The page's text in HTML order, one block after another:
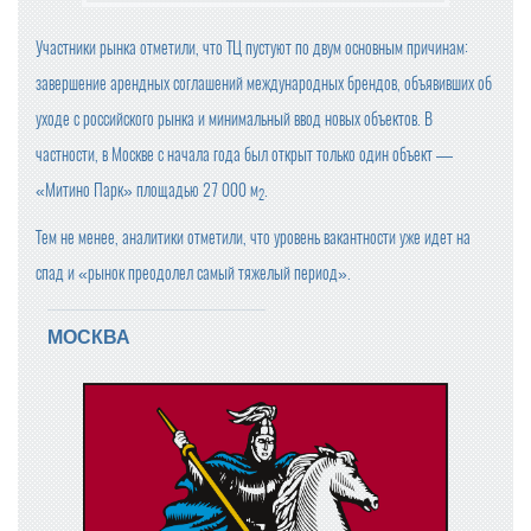
ЛИ В СЕНТЯБРЕ НА 1,2%
ЦЕНЫ НА ПРОДУКТЫ В КРУПНЕЙШИХ ТОРГОВЫХ СЕТ
ЯХ ПРОВЕРИТ ФАС
ПРОВОДИТЬ ВНЕЗАПНЫЕ ПРОВЕРКИ ОБЩЕПИТА И ПР
ОДАВЦОВ БУДЕТ РОСПОТРЕБНАДЗОР
МИНПРОМТОРГ РОССИИ УТВЕРДИЛ ИЗМЕНЕНИЯ В ПЕ
РЕЧЕНЬ ПРОДУКЦИИ ДЛЯ ПАРАЛЛЕЛЬНОГО ИМПОРТ
Участники рынка отметили, что ТЦ пустуют по двум основным причинам:
завершение арендных соглашений международных брендов, объявивших об
уходе с российского рынка и минимальный ввод новых объектов. В
частности, в Москве с начала года был открыт только один объект —
«Митино Парк» площадью 27 000 м2.
Тем не менее, аналитики отметили, что уровень вакантности уже идет на
спад и «рынок преодолел самый тяжелый период».
МОСКВА